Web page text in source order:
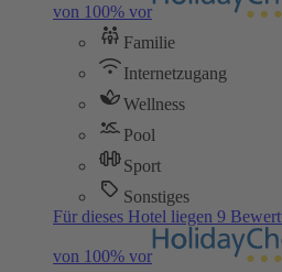
von 100% vor
Familie
Internetzugang
Wellness
Pool
Sport
Sonstiges
Für dieses Hotel liegen 9
von 100% vor